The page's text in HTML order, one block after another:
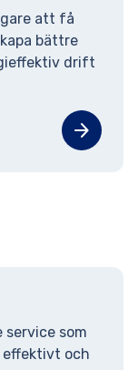
att få
bättre
drift
arrow_forward
som
och